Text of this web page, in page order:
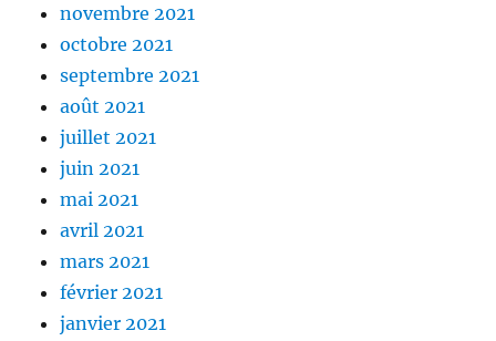
novembre 2021
octobre 2021
septembre 2021
août 2021
juillet 2021
juin 2021
mai 2021
avril 2021
mars 2021
février 2021
janvier 2021